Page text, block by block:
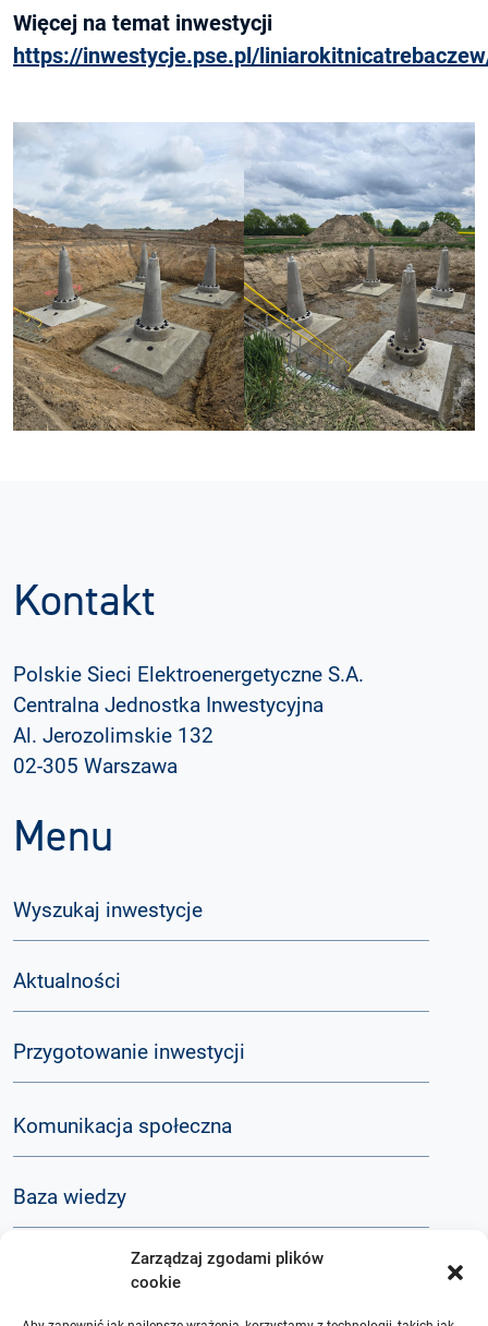
Zarządzaj zgodami plików
cookie
Więcej na temat inwestycji
https://inwestycje.pse.pl/
Kontakt
Polskie Sieci Elektroenergetyczne S.A.
Centralna Jednostka Inwestycyjna
Al. Jerozolimskie 132
02-305 Warszawa
Menu
Wyszukaj inwestycje
Aktualności
Przygotowanie inwestycji
Komunikacja społeczna
Baza wiedzy